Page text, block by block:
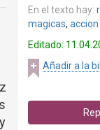
En el texto hay:
magicas,
Editado:
Añadir a la